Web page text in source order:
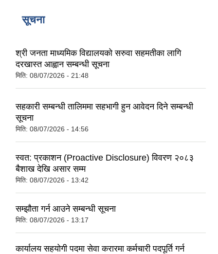
सूचना
श्री जनता माध्यमिक विद्यालयको सरुवा सहमतीका लागि
दरखास्त आह्वान सम्बन्धी सूचना
मिति: 08/07/2026 - 21:48
सहकारी सम्बन्धी तालिममा सहभागी हुन आवेदन दिने सम्बन्धी
सूचना
मिति: 08/07/2026 - 14:56
स्वत: प्रकाशन (Proactive Disclosure) विवरण २०८३
बैशाख देखि असार सम्म
मिति: 08/07/2026 - 13:42
सम्झौता गर्न आउने सम्बन्धी सूचना
मिति: 08/07/2026 - 13:17
कार्यालय सहयोगी पदमा सेवा करारमा कर्मचारी पदपूर्ति गर्न